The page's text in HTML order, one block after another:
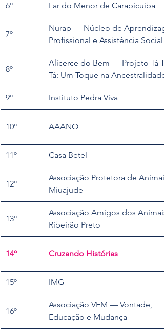
6º Lar do Menor de Carapicuíba
7º
Nurap — Núcleo de
Profissional e Assistência Social
8º
Alicerce do Bem — Projeto Tá
Tá: Um Toque na Ancestralidade
9º Instituto Pedra Viva
10º AAANO
11º Casa Betel
12º
Associação Protetora de
Miuajude
13º
Associação Amigos dos
Ribeirão Preto
14º Cruzando Histórias
15º IMG
16º
Associação VEM — Vontade,
Educação e Mudança